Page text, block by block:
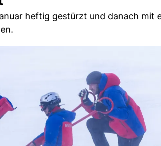
heftig gestürzt und danach mit